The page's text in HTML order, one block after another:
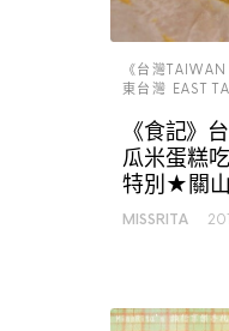
《台灣TAIWAN
東台灣 EAST
《食記》
瓜米蛋糕
特別★關
MISSRITA